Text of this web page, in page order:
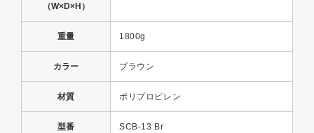
（W×D×H）
重量 1800g
カラー ブラウン
材質 ポリプロピレン
型番 SCB-13 Br